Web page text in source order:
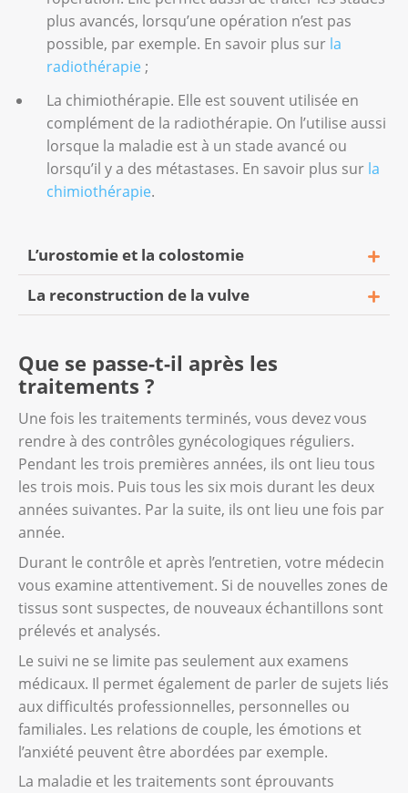
cela signifie que la tumeur s’est étendue aux
tissus voisins. Ou que la tumeur est grande.
Votre médecin vous expliquera la
signification des résultats d’examen.
L’équipe médicale doit connaître le stade de
la maladie avant le début des traitements.
Une classification de la tumeur permet de
déterminer son étendue et la présence des
situation.
Le cancer de la vulve peut être invasif. Invasif
signifie qu’il a tendance à s’étendre dans les
l’urètre, le vagin, l’anus et le rectum sont
particulièrement touchés.
Les métastases
Si un cancer de la vulve n’est pas traité, il
s’étend dans l’organisme par le système
sanguin et lymphatique. Lorsque les cellules
partie du corps, on parle de métastases. Les
ganglions lymphatiques du pli de l’aine ou du
bas-ventre peuvent être atteints. D’autres
organes comme le foie ou les reins sont plus
rarement touchés.
plus avancés, lorsqu’une opération n’est pas
possible, par exemple. En savoir plus sur la
radiothérapie ;
La chimiothérapie. Elle est souvent utilisée en
complément de la radiothérapie. On l’utilise aussi
lorsque la maladie est à un stade avancé ou
lorsqu’il y a des métastases. En savoir plus sur la
chimiothérapie.
L’urostomie et la colostomie
Lorsque le cancer est très avancé, les
vagin, l’utérus, les trompes de Fallope et les
ovaires peuvent être retirés. La vessie,
l’urètre, le rectum et l’anus peuvent aussi
être enlevés.
Lorsque l’élimination de l’urine n’est plus
possible par la voie habituelle, les médecins
pratiquent ce que l’on appelle une stomie
créée une nouvelle ouverture au niveau de
l’abdomen. Une poche est ensuite collée à la
peau et permet de recueillir l’urine. En savoir
plus surl’urostomie
Pour l’évacuation des selles, l’équipe
chirurgicale créée un anus artificiel au niveau
de l’abdomen. Une poche est ensuite collée
afin de récolter les selles. On appelle cela une
colostomie. En savoir plus sur la colostomie
La reconstruction de la vulve
possibles après une vulvectomie.
chirurgicale peut reconstruire la vulve. La
reconstruction d’autres zones touchées
comme le vagin est aussi possible. Cette
opération permet d’améliorer la fonction de
la vulve et son apparence.
Votre médecin et vous discutez ensemble du
choix du traitement. Le traitement est
adapté à votre situation. Il dépend de votre
âge, de votre vie sexuelle et de la présence
ou non d’autres troubles. Vous trouverez
plus d’informations dans la brochure «
Cancer et sexualité au féminin».
Que se passe-t-il après les
traitements ?
Une fois les traitements terminés, vous devez vous
rendre à des contrôles gynécologiques réguliers.
Pendant les trois premières années, ils ont lieu tous
les trois mois. Puis tous les six mois durant les deux
années suivantes. Par la suite, ils ont lieu une fois par
année.
Durant le contrôle et après l’entretien, votre médecin
vous examine attentivement. Si de nouvelles zones de
tissus sont suspectes, de nouveaux échantillons sont
prélevés et analysés.
Le suivi ne se limite pas seulement aux examens
médicaux. Il permet également de parler de sujets liés
aux difficultés professionnelles, personnelles ou
familiales. Les relations de couple, les émotions et
l’anxiété peuvent être abordées par exemple.
La maladie et les traitements sont éprouvants